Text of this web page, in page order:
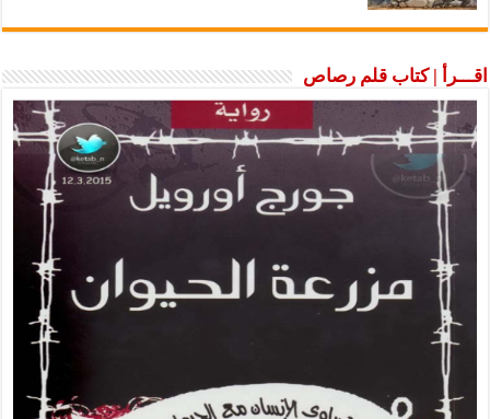
اقـــرأ | كتاب قلم رصاص